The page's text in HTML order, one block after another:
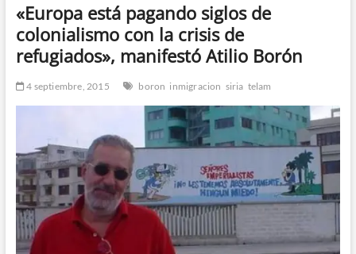
«Europa está pagando siglos de
colonialismo con la crisis de
refugiados», manifestó Atilio Borón
4 septiembre, 2015 boron inmigracion siria telam